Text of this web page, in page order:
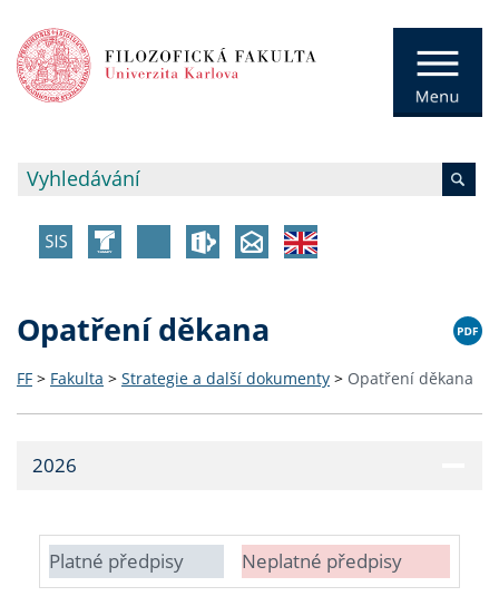
Opatření děkana
FF > Fakulta > Strategie a další dokumenty > Opatření děkana
2026
Platné předpisy Neplatné předpisy